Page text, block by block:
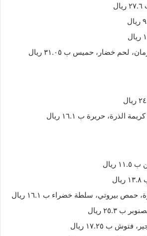
لحم خضار، حميس ب ٣١.٠٥ ريال
الذرة، حريرة ب ١٦.١ ريال
ريال
بيروتي، سلطة خضراء ب ١٦.١ ريال
٢٥.٣ ريال
ب ١٧.٢٥ ريال